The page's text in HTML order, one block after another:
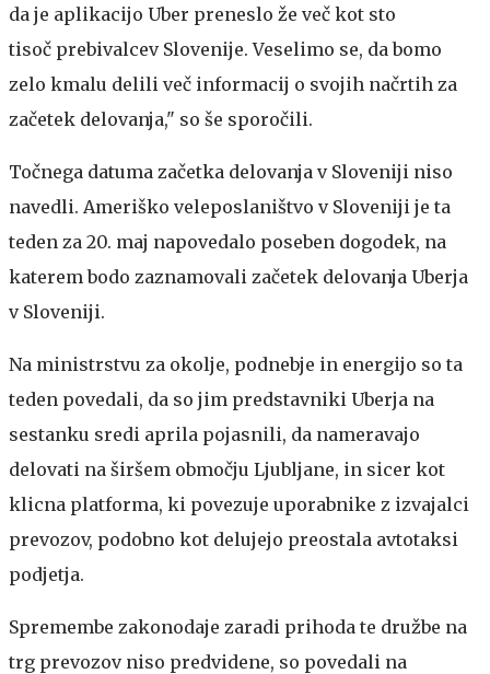
da je aplikacijo Uber preneslo že več kot sto
tisoč prebivalcev Slovenije. Veselimo se, da bomo
zelo kmalu delili več informacij o svojih načrtih za
začetek delovanja," so še sporočili.
Točnega datuma začetka delovanja v Sloveniji niso
navedli. Ameriško veleposlaništvo v Sloveniji je ta
teden za 20. maj napovedalo poseben dogodek, na
katerem bodo zaznamovali začetek delovanja Uberja
v Sloveniji.
Na ministrstvu za okolje, podnebje in energijo so ta
teden povedali, da so jim predstavniki Uberja na
sestanku sredi aprila pojasnili, da nameravajo
delovati na širšem območju Ljubljane, in sicer kot
klicna platforma, ki povezuje uporabnike z izvajalci
prevozov, podobno kot delujejo preostala avtotaksi
podjetja.
Spremembe zakonodaje zaradi prihoda te družbe na
trg prevozov niso predvidene, so povedali na